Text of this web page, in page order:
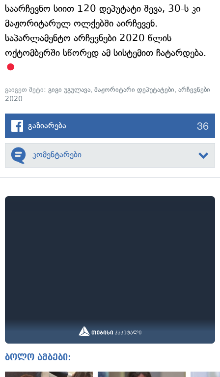
საარჩევნო სიით 120 დეპუტატი შევა, 30-ს კი
მაჟორიტარულ ოლქებში აირჩევენ.
საპარლამენტო არჩევნები 2020 წლის
ოქტომბერში სწორედ ამ სისტემით ჩატარდება.
გაიგეთ მეტი: გიგი უგულავა, მაჟორიტარი დეპუტატები, არჩევნები
2020
გაზიარება 36
კომენტარები
ბოლო ამბები: